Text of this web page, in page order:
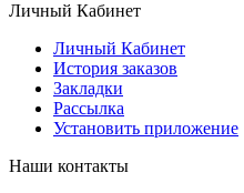
Личный Кабинет
Личный Кабинет
История заказов
Закладки
Рассылка
Установить приложение
Наши контакты